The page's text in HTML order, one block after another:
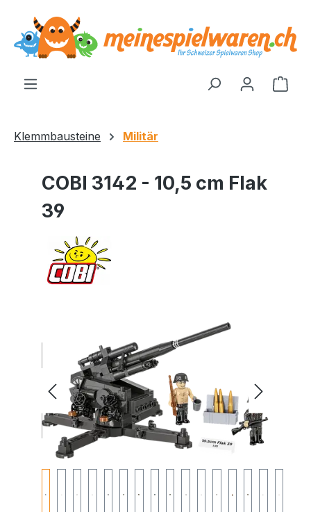
springen
Klemmbausteine Militär
COBI 3142 - 10,5 cm Flak
39